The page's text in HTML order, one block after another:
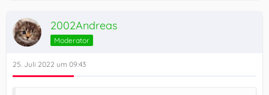
2002Andreas
Moderator
25. Juli 2022 um 09:43